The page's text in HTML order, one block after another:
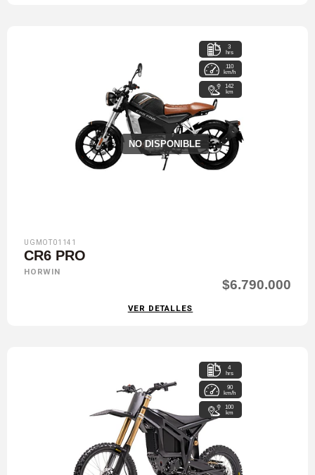
NO DISPONIBLE
3
hrs
110
km/h
142
km
UGMOT01141
CR6 PRO
HORWIN
$6.790.000
VER DETALLES
4
hrs
90
km/h
100
km